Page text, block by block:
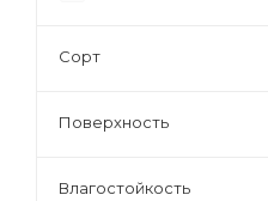
Сорт
Поверхность
Влагостойкость